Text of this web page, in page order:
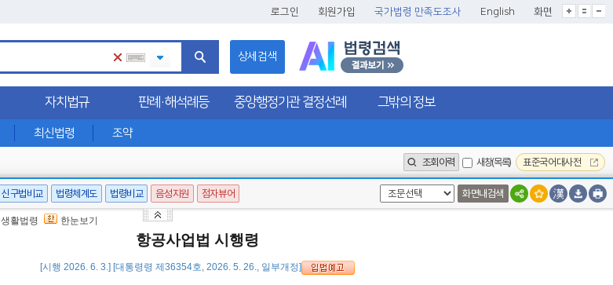
로그인 회원가입 국가법령 만족도조사 English 화면
글씨크기확대
글씨크기확대초기화
글씨크기축소
상세검색
최신법령 조약
자치법규 판례·해석례등 중앙행정기관 결정선례 그밖의 정보
조회이력 새창(목록) 표준국어대사전
신구법비교 법령체계도 법령비교 음성지원 점자뷰어 화면내검색
생활법령 한눈보기
항공사업법 시행령
[시행 2026. 6. 3.] [대통령령 제36354호, 2026. 5. 26., 일부개정]